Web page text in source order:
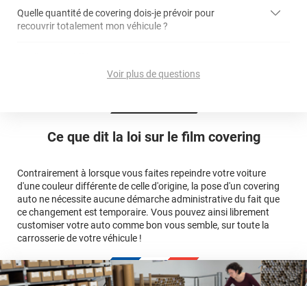
Ce que dit la loi sur le film covering
Contrairement à lorsque vous faites repeindre votre voiture
d'une couleur différente de celle d'origine, la pose d'un covering
auto ne nécessite aucune démarche administrative du fait que
ce changement est temporaire. Vous pouvez ainsi librement
customiser votre auto comme bon vous semble, sur toute la
carrosserie de votre véhicule !
covering 2D
Quelle quantité de covering dois-je prévoir pour
recouvrir totalement mon véhicule ?
avant jusqu'au bas du parechoc arrière, en passant par le
Multipliez ce résultat par 3.
conseillers
commerciaux
pose
Le covering protège la peinture d'origine, pour la garder en
Le covering peut s'enlever à tout moment
Le covering revient moins cher
covering 3D
calculateur
Voir plus de questions